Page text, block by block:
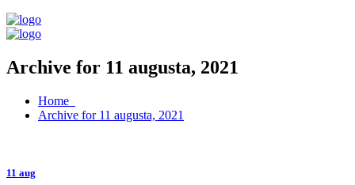
Archive for 11 augusta, 2021
Home
Archive for 11 augusta, 2021
11 aug